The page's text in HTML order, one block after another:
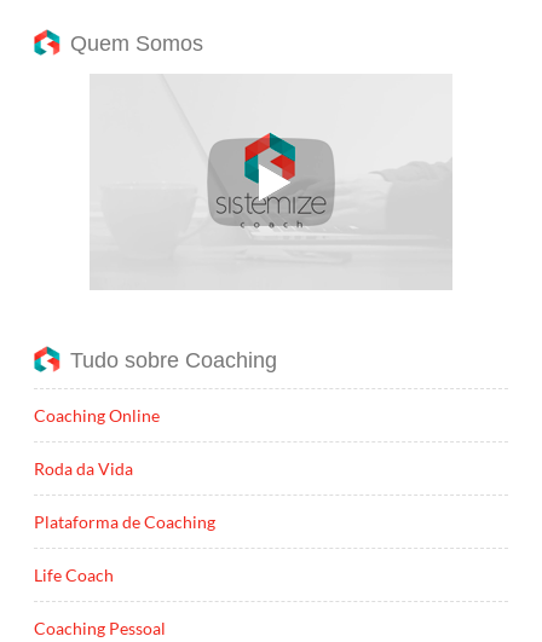
Quem Somos
Tudo sobre Coaching
Coaching Online
Roda da Vida
Plataforma de Coaching
Life Coach
Coaching Pessoal